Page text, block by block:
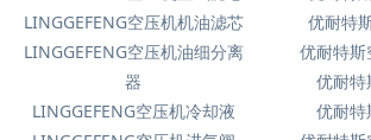
LINGGEFENG空压机机油滤芯
LINGGEFENG空压机油细分离
器
LINGGEFENG空压机冷却液
优耐特
优耐特斯
优耐特
优耐特